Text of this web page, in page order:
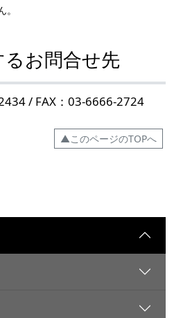
お問合せ先
/ FAX：03-6666-2724
▲このページのTOPへ